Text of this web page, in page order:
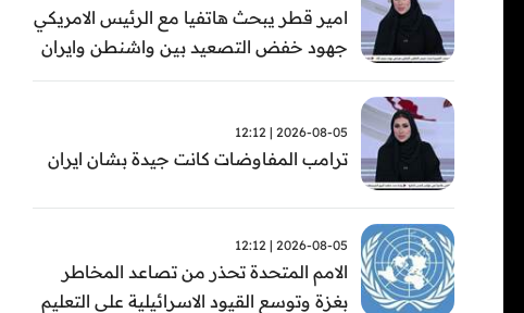
امير قطر يبحث هاتفيا مع الرئيس الامريكي
جهود خفض التصعيد بين واشنطن وايران
2026-08-05 | 12:12
ترامب المفاوضات كانت جيدة بشان ايران
2026-08-05 | 12:12
الامم المتحدة تحذر من تصاعد المخاطر
بغزة وتوسع القيود الاسرائيلية على التعليم